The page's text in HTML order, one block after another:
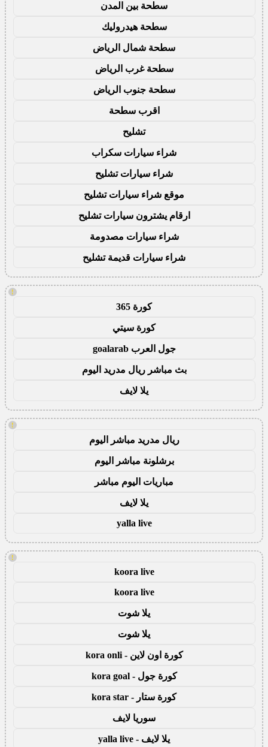
سطحة بين المدن
سطحة هيدروليك
سطحة شمال الرياض
سطحة غرب الرياض
سطحة جنوب الرياض
اقرب سطحة
تشليح
شراء سيارات سكراب
شراء سيارات تشليح
موقع شراء سيارات تشليح
ارقام يشترون سيارات تشليح
شراء سيارات مصدومة
شراء سيارات قديمة تشليح
!
كورة 365
كورة سيتي
جول العرب goalarab
بث مباشر ريال مدريد اليوم
يلا لايف
!
ريال مدريد مباشر اليوم
برشلونة مباشر اليوم
مباريات اليوم مباشر
يلا لايف
yalla live
!
koora live
koora live
يلا شوت
يلا شوت
كورة اون لاين - kora onli
كورة جول - kora goal
كورة ستار - kora star
سوريا لايف
يلا لايف - yalla live